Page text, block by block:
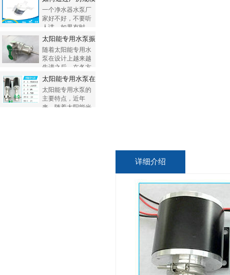
一个净水器水泵厂
家好不好，不要听
人讲，如果有时
间，一定...
随着太阳能专用水
泵在设计上越来越
先进之后，在各方
面的...
太阳能专用水泵的
主要特点，近年
来，随着太阳能光
详细介绍